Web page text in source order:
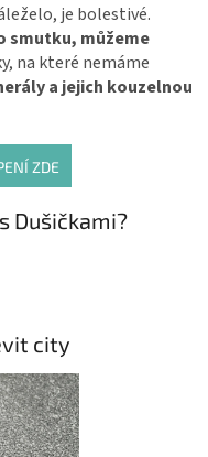
je bolestivé.
smutku, můžeme
na které nemáme
a jejich kouzelnou
ZDE
Dušičkami?
city